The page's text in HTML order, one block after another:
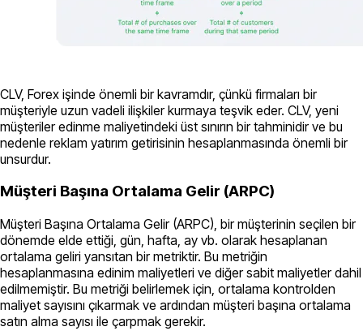
CLV, Forex işinde önemli bir kavramdır, çünkü firmaları bir
müşteriyle uzun vadeli ilişkiler kurmaya teşvik eder. CLV, yeni
müşteriler edinme maliyetindeki üst sınırın bir tahminidir ve bu
nedenle reklam yatırım getirisinin hesaplanmasında önemli bir
unsurdur.
Müşteri Başına Ortalama Gelir (ARPC)
Müşteri Başına Ortalama Gelir (ARPC), bir müşterinin seçilen bir
dönemde elde ettiği, gün, hafta, ay vb. olarak hesaplanan
ortalama geliri yansıtan bir metriktir. Bu metriğin
hesaplanmasına edinim maliyetleri ve diğer sabit maliyetler dahil
edilmemiştir. Bu metriği belirlemek için, ortalama kontrolden
maliyet sayısını çıkarmak ve ardından müşteri başına ortalama
satın alma sayısı ile çarpmak gerekir.